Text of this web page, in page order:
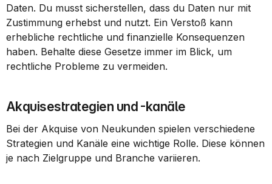
Daten. Du musst sicherstellen, dass du Daten nur mit
Zustimmung erhebst und nutzt. Ein Verstoß kann
erhebliche rechtliche und finanzielle Konsequenzen
haben. Behalte diese Gesetze immer im Blick, um
rechtliche Probleme zu vermeiden.
Akquisestrategien und -kanäle
Bei der Akquise von Neukunden spielen verschiedene
Strategien und Kanäle eine wichtige Rolle. Diese können
je nach Zielgruppe und Branche variieren.